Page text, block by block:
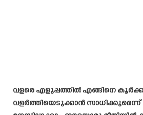
വളരെ എളുപ്പത്തിൽ എങ്ങിനെ കൂർക്ക
വളർത്തിയെടുക്കാൻ സാധിക്കുമെന്ന്